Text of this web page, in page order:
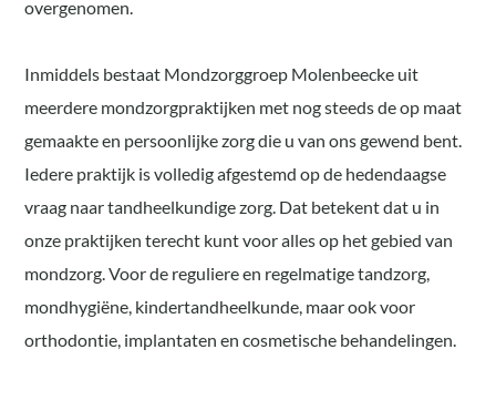
overgenomen.
Inmiddels bestaat Mondzorggroep Molenbeecke uit
meerdere mondzorgpraktijken met nog steeds de op maat
gemaakte en persoonlijke zorg die u van ons gewend bent.
Iedere praktijk is volledig afgestemd op de hedendaagse
vraag naar tandheelkundige zorg. Dat betekent dat u in
onze praktijken terecht kunt voor alles op het gebied van
mondzorg. Voor de reguliere en regelmatige tandzorg,
mondhygiëne, kindertandheelkunde, maar ook voor
orthodontie, implantaten en cosmetische behandelingen.